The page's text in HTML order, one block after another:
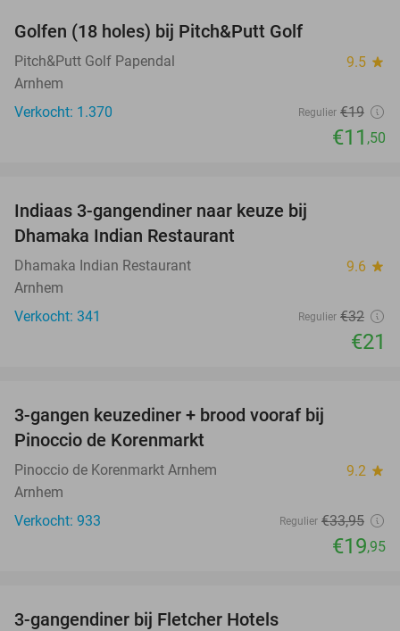
Golfen (18 holes) bij Pitch&Putt Golf
Pitch&Putt Golf Papendal 9.5 star
Arnhem
Verkocht: 1.370
Regulier €19
€11 ,50
Indiaas 3-gangendiner naar keuze bij
Dhamaka Indian Restaurant
Dhamaka Indian Restaurant 9.6 star
Arnhem
Verkocht: 341
Regulier €32
€21
3-gangen keuzediner + brood vooraf bij
Pinoccio de Korenmarkt
Pinoccio de Korenmarkt Arnhem 9.2 star
Arnhem
Verkocht: 933
Regulier €33,95
€19,95
3-gangendiner bij Fletcher Hotels